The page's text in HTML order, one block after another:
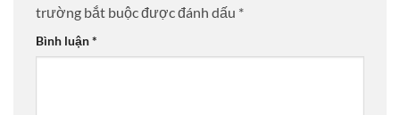
trường bắt buộc được đánh dấu *
Bình luận*